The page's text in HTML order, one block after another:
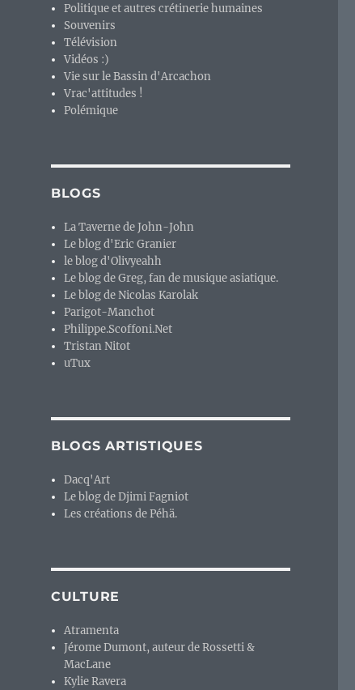
Politique et autres crétinerie humaines
Souvenirs
Télévision
Vidéos :)
Vie sur le Bassin d'Arcachon
Vrac'attitudes !
Polémique
BLOGS
La Taverne de John-John
Le blog d'Eric Granier
le blog d'Olivyeahh
Le blog de Greg, fan de musique asiatique.
Le blog de Nicolas Karolak
Parigot-Manchot
Philippe.Scoffoni.Net
Tristan Nitot
uTux
BLOGS ARTISTIQUES
Dacq'Art
Le blog de Djimi Fagniot
Les créations de Péhä.
CULTURE
Atramenta
Jérome Dumont, auteur de Rossetti &
MacLane
Kylie Ravera